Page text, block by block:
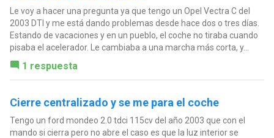
Le voy a hacer una pregunta ya que tengo un Opel Vectra C del
2003 DTI y me está dando problemas desde hace dos o tres días.
Estando de vacaciones y en un pueblo, el coche no tiraba cuando
pisaba el acelerador. Le cambiaba a una marcha más corta, y...
1 respuesta
Cierre centralizado y se me para el coche
Tengo un ford mondeo 2.0 tdci 115cv del año 2003 que con el
mando si cierra pero no abre el caso es que la luz interior se